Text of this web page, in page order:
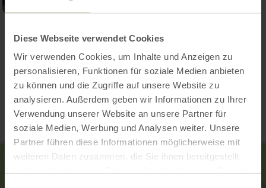
Diese Webseite verwendet Cookies
Wir verwenden Cookies, um Inhalte und Anzeigen zu
personalisieren, Funktionen für soziale Medien anbieten
zu können und die Zugriffe auf unsere Website zu
analysieren. Außerdem geben wir Informationen zu Ihrer
Verwendung unserer Website an unsere Partner für
soziale Medien, Werbung und Analysen weiter. Unsere
Partner führen diese Informationen möglicherweise mit
weiteren Daten zusammen, die Sie ihnen bereitgestellt
Open gallery
Contact